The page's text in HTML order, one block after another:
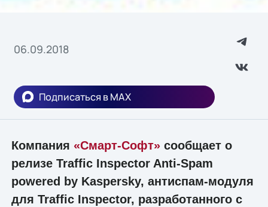
06.09.2018
Подписаться в MAX
Компания «Смарт-Софт»сообщает о
релизе Traffic Inspector Anti-Spam
powered by Kaspersky, антиспам-модуля
для Traffic Inspector, разработанного с